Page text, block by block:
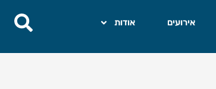
אירועים אודות